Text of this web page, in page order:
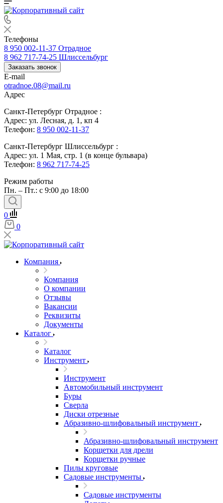
Телефоны
8 950 002-11-37 Отрадное
8 962 717-74-25 Шлиссельбург
Заказать звонок
E-mail
otradnoe.08@mail.ru
Адрес
Санкт-Петербург Отрадное :
Адрес: ул. Лесная, д. 1, кп 4
Телефон: 8 950 002-11-37
Санкт-Петербург Шлиссельбург :
Адрес: ул. 1 Мая, стр. 1 (в конце бульвара)
Телефон: 8 962 717-74-25
Режим работы
Пн. – Пт.: с 9:00 до 18:00
0
0
Компания
Компания
О компании
Отзывы
Вакансии
Реквизиты
Документы
Каталог
Каталог
Инструмент
Инструмент
Автомобильный инструмент
Буры
Сверла
Диски отрезные
Абразивно-шлифовальный инструмент
Абразивно-шлифовальный инструмент
Корщетки для дрели
Корщетки ручные
Пилы круговые
Садовые инструменты
Садовые инструменты